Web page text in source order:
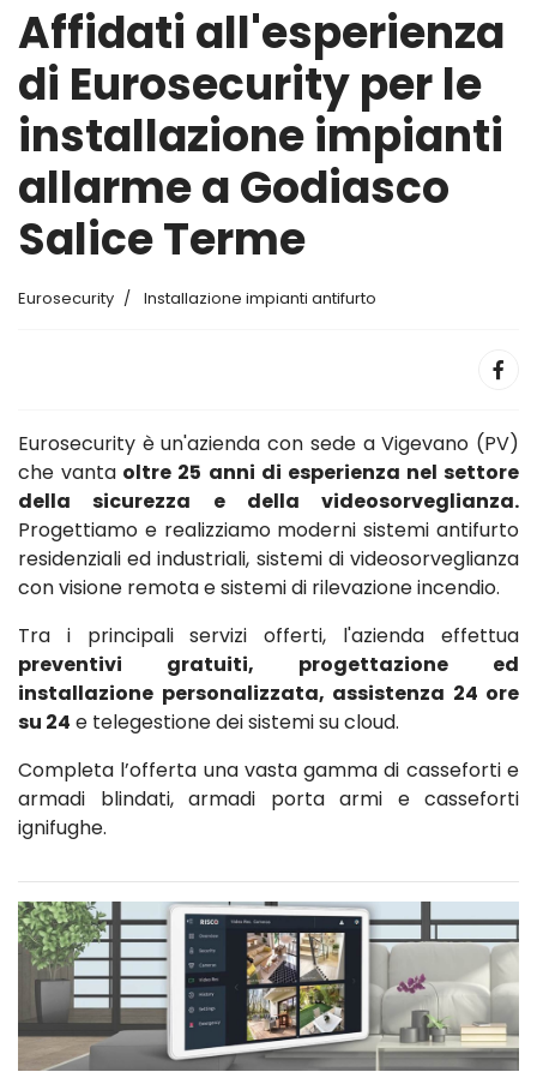
Affidati all'esperienza
di Eurosecurity per le
installazione impianti
allarme a Godiasco
Salice Terme
Eurosecurity Installazione impianti antifurto
Eurosecurity è un'azienda con sede a Vigevano (PV)
che vanta oltre 25 anni di esperienza nel settore
della sicurezza e della videosorveglianza.
Progettiamo e realizziamo moderni sistemi antifurto
residenziali ed industriali, sistemi di videosorveglianza
con visione remota e sistemi di rilevazione incendio.
Tra i principali servizi offerti, l'azienda effettua
preventivi gratuiti, progettazione ed
installazione personalizzata, assistenza 24 ore
su 24 e telegestione dei sistemi su cloud.
Completa l’offerta una vasta gamma di casseforti e
armadi blindati, armadi porta armi e casseforti
ignifughe.